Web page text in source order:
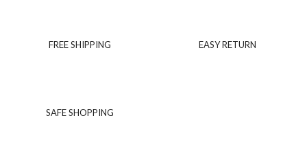
FREE SHIPPING EASY RETURN
SAFE SHOPPING